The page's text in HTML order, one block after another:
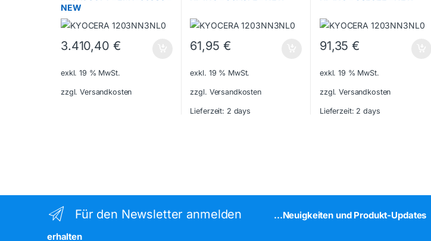
NEW
3.410,40 €
exkl. 19 % MwSt.
zzgl. Versandkosten
61,95 €
exkl. 19 % MwSt.
zzgl. Versandkosten
Lieferzeit: 2 days
91,35€
exkl. 19 % MwSt.
zzgl. Versandkosten
Lieferzeit: 2 days
Für den Newsletter anmelden
...Neuigkeiten und Produkt-Updates
erhalten